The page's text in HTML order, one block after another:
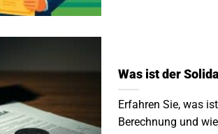
Was ist der
Erfahren Sie, was
Berechnung und